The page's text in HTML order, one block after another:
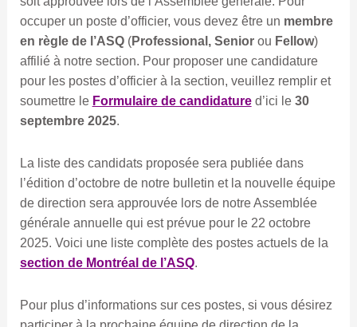
occuper un poste d’officier, vous devez être un membre
en règle de l’ASQ(Professional, Seniorou Fellow)
affilié à notre section. Pour proposer une candidature
pour les postes d’officier à la section, veuillez remplir et
soumettre le Formulaire de candidatured’ici le 30
septembre 2025.
La liste des candidats proposée sera publiée dans
l’édition d’octobre de notre bulletin et la nouvelle équipe
de direction sera approuvée lors de notre Assemblée
générale annuelle qui est prévue pour le 22 octobre
2025. Voici une liste complète des postes actuels de la
section de Montréal de l’ASQ.
Pour plus d’informations sur ces postes, si vous désirez